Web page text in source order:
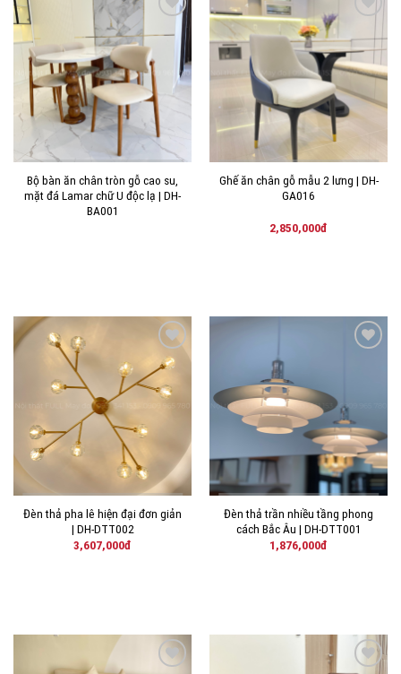
THÊM
VÀO
YÊU
THÍCH!
Bộ bàn ăn chân tròn gỗ cao su,
mặt đá Lamar chữ U độc lạ | DH-
BA001
THÊM
YÊU
THÍCH!
Ghế ăn chân gỗ mẫu 2 lưng | DH-
GA016
2,850,000đ
VÀO
Đèn thả pha lê hiện đại đơn giản
| DH-DTT002
3,607,000đ
YÊU
THÍCH!
Đèn thả trần nhiều tầng phong
cách Bắc Âu | DH-DTT001
1,876,000đ